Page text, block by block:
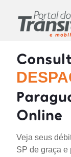
Online
Veja seus
SP de graça e